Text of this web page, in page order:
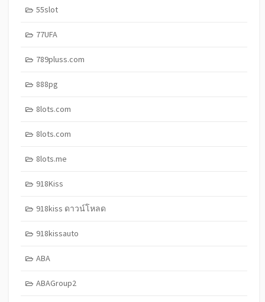
55slot
77UFA
789pluss.com
888pg
8lots.com
8lots.com
8lots.me
918Kiss
918kiss ดาวน์โหลด
918kissauto
ABA
ABAGroup2